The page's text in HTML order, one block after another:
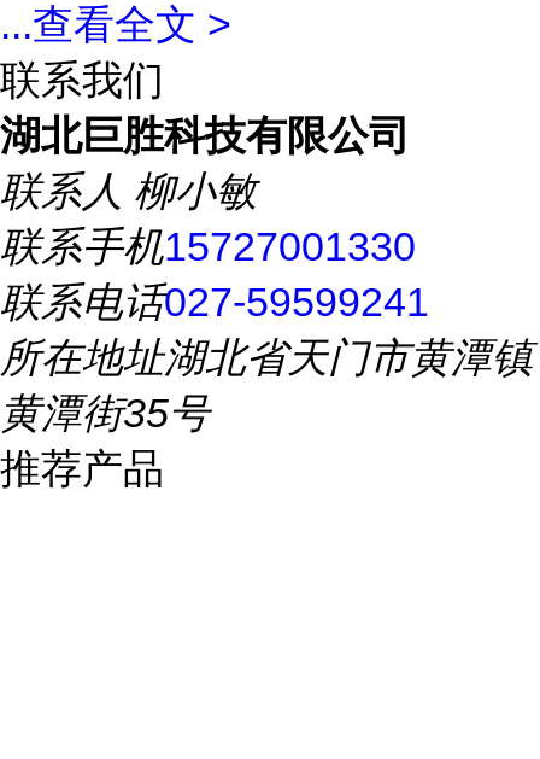
...查看全文 >
联系我们
湖北巨胜科技有限公司
联系人 柳小敏
联系手机15727001330
联系电话027-59599241
所在地址湖北省天门市黄潭镇
黄潭街35号
推荐产品